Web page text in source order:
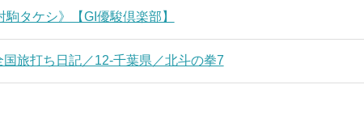
タケシ》【GI優駿倶楽部】
旅打ち日記／12-千葉県／北斗の拳7